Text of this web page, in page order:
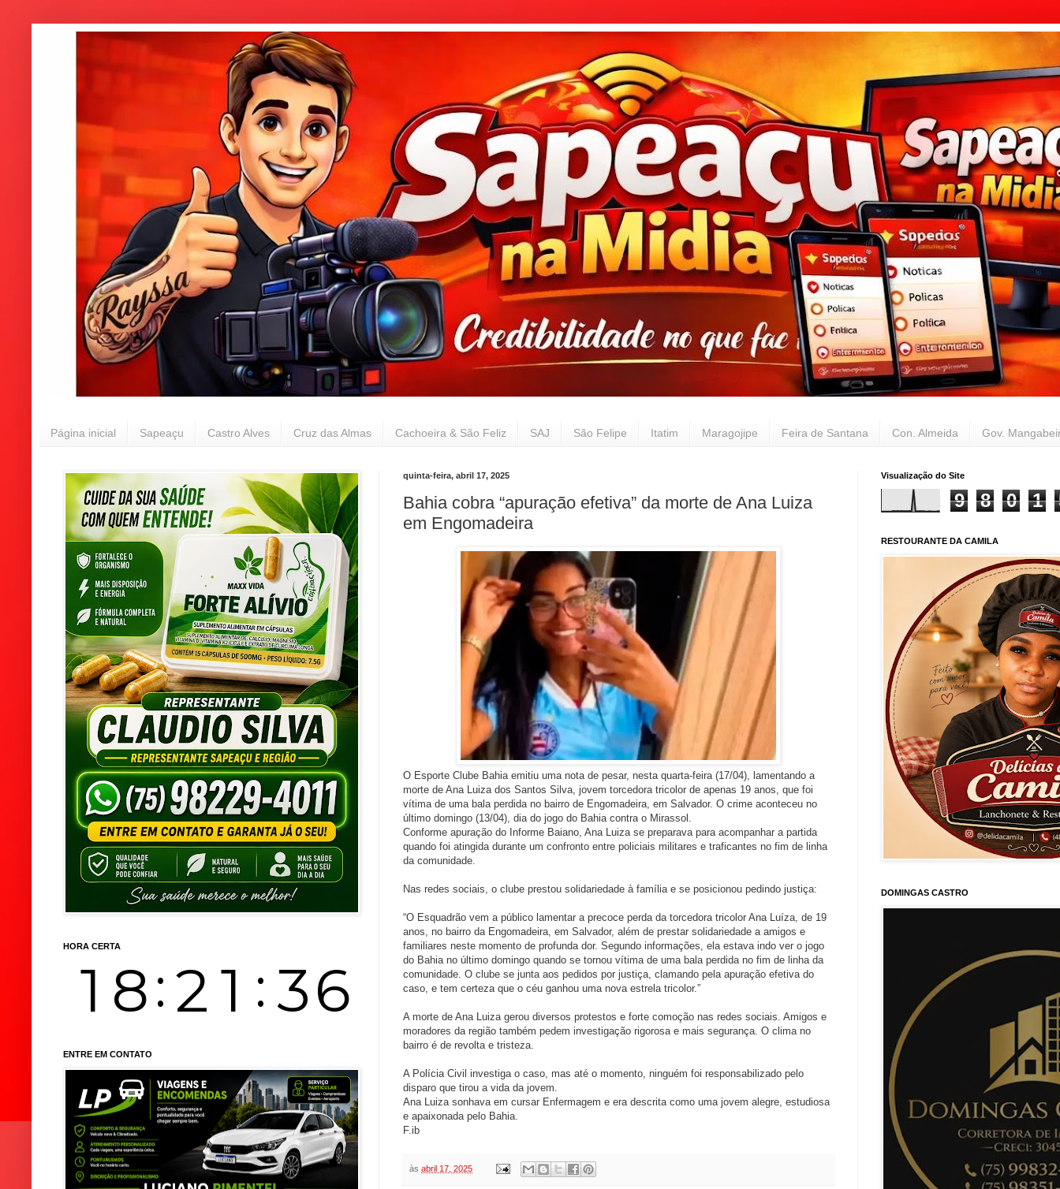
Página inicial Sapeaçu Castro Alves Cruz das Almas Cachoeira & São Feliz SAJ São Felipe Itatim Maragojipe Feira de Santana Con. Almeida Gov.
quinta-feira, abril 17, 2025
Bahia cobra “apuração efetiva” da morte de Ana Luiza
em Engomadeira
O Esporte Clube Bahia emitiu uma nota de pesar, nesta quarta-feira (17/04), lamentando a
morte de Ana Luiza dos Santos Silva, jovem torcedora tricolor de apenas 19 anos, que foi
vítima de uma bala perdida no bairro de Engomadeira, em Salvador. O crime aconteceu no
último domingo (13/04), dia do jogo do Bahia contra o Mirassol.
Conforme apuração do Informe Baiano, Ana Luiza se preparava para acompanhar a partida
quando foi atingida durante um confronto entre policiais militares e traficantes no fim de linha
da comunidade.
Nas redes sociais, o clube prestou solidariedade à família e se posicionou pedindo justiça:
“O Esquadrão vem a público lamentar a precoce perda da torcedora tricolor Ana Luíza, de 19
anos, no bairro da Engomadeira, em Salvador, além de prestar solidariedade a amigos e
familiares neste momento de profunda dor. Segundo informações, ela estava indo ver o jogo
do Bahia no último domingo quando se tornou vítima de uma bala perdida no fim de linha da
comunidade. O clube se junta aos pedidos por justiça, clamando pela apuração efetiva do
caso, e tem certeza que o céu ganhou uma nova estrela tricolor.”
A morte de Ana Luiza gerou diversos protestos e forte comoção nas redes sociais. Amigos e
moradores da região também pedem investigação rigorosa e mais segurança. O clima no
bairro é de revolta e tristeza.
A Polícia Civil investiga o caso, mas até o momento, ninguém foi responsabilizado pelo
disparo que tirou a vida da jovem.
Ana Luiza sonhava em cursar Enfermagem e era descrita como uma jovem alegre, estudiosa
e apaixonada pelo Bahia.
F.ib
às abril 17, 2025
HORA CERTA
ENTRE EM CONTATO
Visualização do Site
9 8 0 1
RESTOURANTE DA CAMILA
DOMINGAS CASTRO